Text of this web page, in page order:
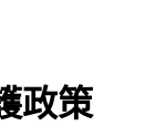
政策